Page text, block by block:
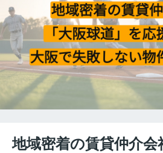
地域密着の賃貸仲介会